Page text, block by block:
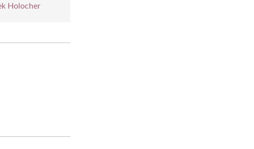
Holocher